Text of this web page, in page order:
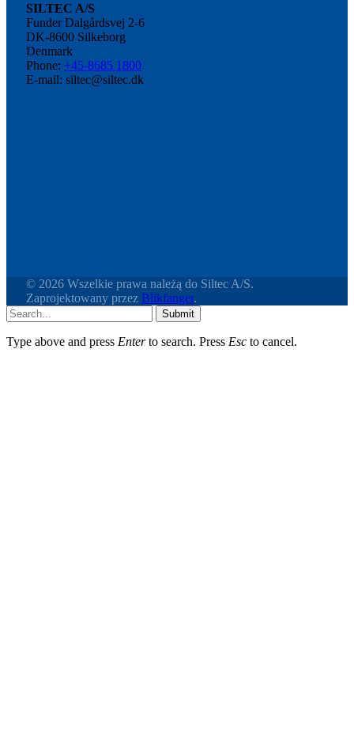
SILTEC A/S
Funder Dalgårdsvej 2-6
DK-8600 Silkeborg
Denmark
Phone: +45-8685 1800
E-mail: siltec@siltec.dk
© 2026 Wszelkie prawa należą do Siltec A/S.
Zaprojektowany przez Blikfanger.
Submit
Type above and press Enterto search. Press Esc to cancel.